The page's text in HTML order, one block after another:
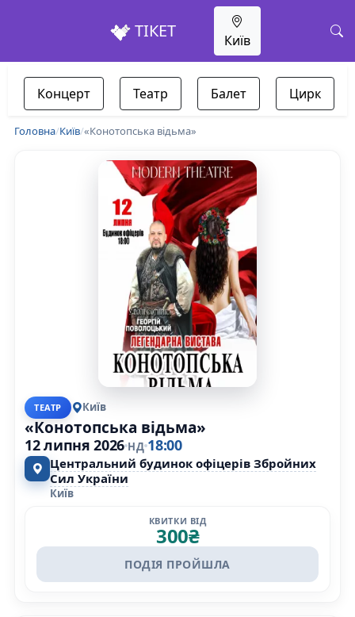
ТІКЕТ Київ
Концерт Театр Балет Цирк
Головна/Київ/«Конотопська відьма»
ТЕАТР Київ
«Конотопська відьма»
12 липня 2026 НД 18:00
Центральний будинок офіцерів Збройних
Сил України
Київ
КВИТКИ ВІД
300₴
ПОДІЯ ПРОЙШЛА